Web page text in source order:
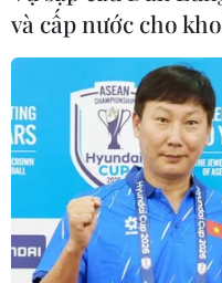
Hackathon AI-native
lập trình viên giải bài
Nghiên cứu cơ bản -
lược" thiết kế chính
đô
27/05/2026 04:28
và cấp nước cho